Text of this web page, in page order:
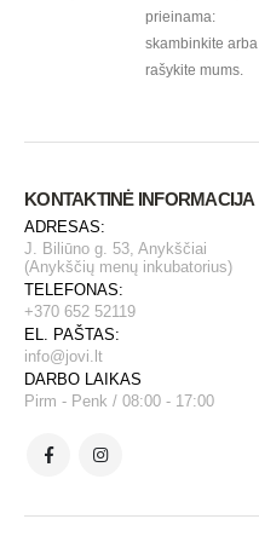
prieinama:
skambinkite arba
rašykite mums.
KONTAKTINĖ INFORMACIJA
ADRESAS:
J. Biliūno g. 53, Anykščiai
(Anykščių menų inkubatorius)
TELEFONAS:
+370 652 52119
EL. PAŠTAS:
info@jovi.lt
DARBO LAIKAS
Pirm - Penk / 08:00 - 17:00